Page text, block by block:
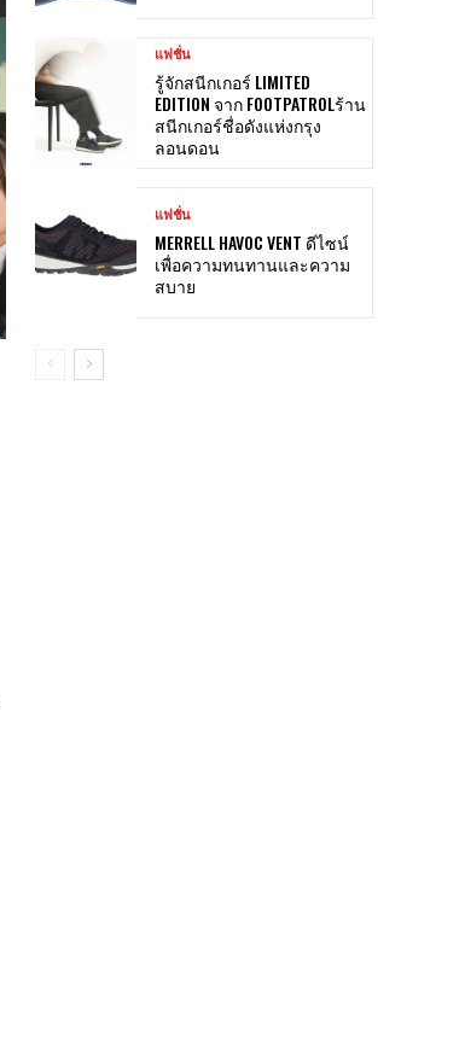
แฟชั่น
รู้จักสนีกเกอร์ LIMITED
EDITION จาก FOOTPATROLร้าน
สนีกเกอร์ชื่อดังแห่งกรุง
ลอนดอน
แฟชั่น
MERRELL HAVOC VENT ดีไซน์
เพื่อความทนทานและความ
สบาย